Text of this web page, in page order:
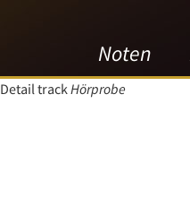
Noten
Detail trackHörprobe